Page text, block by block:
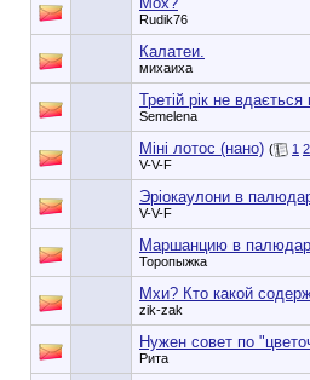
Rudik76
Калатеи.
михаиха
Третій рік не
Semelena
Міні лотос (нано) ( 1 2
V-V-F
Эрioкаулони в
V-V-F
Маршанцию в
Торопыжка
Мхи? Кто какой
zik-zak
Нужен совет по
Рита